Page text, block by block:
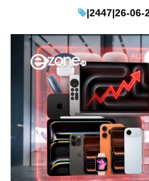
|2447|26-06-